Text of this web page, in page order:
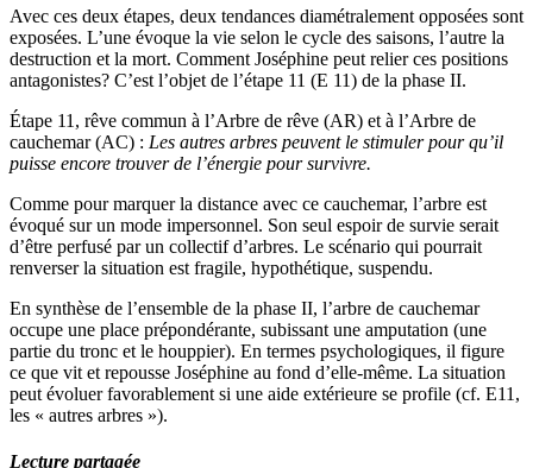
Avec ces deux étapes, deux tendances diamétralement opposées sont
exposées. L’une évoque la vie selon le cycle des saisons, l’autre la
destruction et la mort. Comment Joséphine peut relier ces positions
antagonistes? C’est l’objet de l’étape 11 (E 11) de la phase II.
Étape 11, rêve commun à l’Arbre de rêve (AR) et à l’Arbre de
cauchemar (AC) : Les autres arbres peuvent le stimuler pour qu’il
puisse encore trouver de l’énergie pour survivre.
Comme pour marquer la distance avec ce cauchemar, l’arbre est
évoqué sur un mode impersonnel. Son seul espoir de survie serait
d’être perfusé par un collectif d’arbres. Le scénario qui pourrait
renverser la situation est fragile, hypothétique, suspendu.
En synthèse de l’ensemble de la phase II, l’arbre de cauchemar
occupe une place prépondérante, subissant une amputation (une
partie du tronc et le houppier). En termes psychologiques, il figure
ce que vit et repousse Joséphine au fond d’elle-même. La situation
peut évoluer favorablement si une aide extérieure se profile (cf. E11,
les « autres arbres »).
Lecture partagée